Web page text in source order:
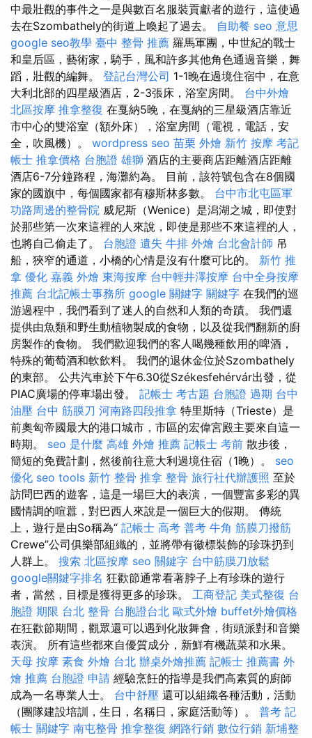
中最壯觀的事件之一是與數百名服裝貢獻者的遊行，這使過
去在Szombathely的街道上喚起了過去。 自助餐 seo 意思
google seo教學 臺中 整骨 推薦 羅馬軍團，中世紀的戰士
和皇后區，藝術家，騎手，風和許多其他角色通過音樂，舞
蹈，壯觀的編舞。 登記台灣公司 1-1晚在過境住宿中，在意
大利北部的四星級酒店，2-3張床，浴室房間。 台中外燴
北區按摩 推拿整復 在戛納5晚，在戛納的三星級酒店靠近
市中心的雙浴室（額外床），浴室房間（電視，電話，安
全，吹風機）。 wordpress seo 苗栗 外燴 新竹 按摩 考記
帳士 推拿價格 台胞證 雄獅 酒店的主要商店距離酒店距離
酒店6-7分鐘路程，海灘約為。 目前，該符號包含在8個國
家的國旗中，每個國家都有穆斯林多數。 台中市北屯區軍
功路周邊的整骨院 威尼斯（Wenice）是潟湖之城，即使對
於那些第一次來這裡的人來說，即使是那些不來這裡的人，
也將自己偷走了。 台胞證 遺失 牛排 外燴 台北會計師 吊
船，狹窄的通道，小橋的心情是沒有什麼可比的。 新竹 推
拿 優化 嘉義 外燴 東海按摩 台中輕井澤按摩 台中全身按摩
推薦 台北記帳士事務所 google 關鍵字 關鍵字 在我們的巡
游過程中，我們看到了迷人的自然和人類的奇蹟。 我們還
提供由魚類和野生動植物製成的食物，以及從我們翻新的廚
房製作的食物。 我們歡迎我們的客人喝幾種飲用的啤酒，
特殊的葡萄酒和軟飲料。 我們的退休金位於Szombathely
的東部。 公共汽車於下午6.30從Székesfehérvár出發，從
PIAC廣場的停車場出發。 記帳士 考古題 台胞證 過期 台中
油壓 台中 筋膜刀 河南路四段推拿 特里斯特（Trieste）是
前奧匈帝國最大的港口城市，市區的宏偉宮殿主要來自這一
時期。 seo 是什麼 高雄 外燴 推薦 記帳士 考前 散步後，
簡短的免費計劃，然後前往意大利過境住宿（1晚）。 seo
優化 seo tools 新竹 整骨 推拿 整骨 旅行社代辦護照 至於
訪問巴西的遊客，這是一​​場巨大的表演，一個豐富多彩的異
國情調的喧囂，對巴西人來說是一個巨大的假期。 傳統
上，遊行是由So稱為“ 記帳士 高考 普考 牛角 筋膜刀撥筋
Crewe”公司俱樂部組織的，並將帶有徽標裝飾的珍珠扔到
人群上。 搜索 北區按摩 seo 關鍵字 台中筋膜刀放鬆
google關鍵字排名 狂歡節通常看著脖子上有珍珠的遊行
者，當然，目標是獲得更多的珍珠。 工商登記 美式整復 台
胞證 期限 台北 整骨 台胞證台北 歐式外燴 buffet外燴價格
在狂歡節期間，觀眾還可以遇到化妝舞會，街頭派對和音樂
表演。 所有這些都來自優質成分，新鮮有機蔬菜和水果。
天母 按摩 素食 外燴 台北 辦桌外燴推薦 記帳士 推薦書 外
燴 推薦 台胞證 申請 經驗烹飪的指導是我們高素質的廚師
成為一名專業人士。 台中舒壓 還可以組織各種活動，活動
（團隊建設培訓，生日，名稱日，家庭活動等）。 普考 記
帳士 關鍵字 南屯整骨 推拿整復 網路行銷 數位行銷 新埔整